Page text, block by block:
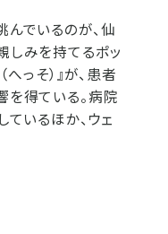
でいるのが、仙
しみを持てるポッ
っそ）』が、患者
得ている。病院
いるほか、ウェ